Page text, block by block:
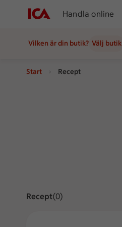
Handla online
Vilken är din butik? Välj butik
Start Recept
ReceptVisar 0 stycken
(0)